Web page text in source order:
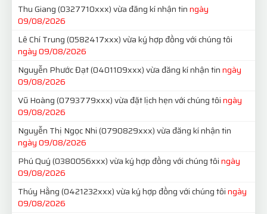
Thu Giang(0327710xxx)vừa đăng kí nhận tinngày
09/08/2026
Lê Chí Trung(0582417xxx)vừa ký hợp đồng với chúng tôi
ngày 09/08/2026
Nguyễn Phước Đạt(0401109xxx)vừa đăng kí nhận tinngày
09/08/2026
Vũ Hoàng(0793779xxx)vừa đặt lịch hẹn với chúng tôingày
09/08/2026
Nguyễn Thị Ngọc Nhi(0790829xxx)vừa đăng kí nhận tin
ngày 09/08/2026
Phú Quý(0380056xxx)vừa ký hợp đồng với chúng tôingày
09/08/2026
Thúy Hằng(0421232xxx)vừa ký hợp đồng với chúng tôingày
09/08/2026